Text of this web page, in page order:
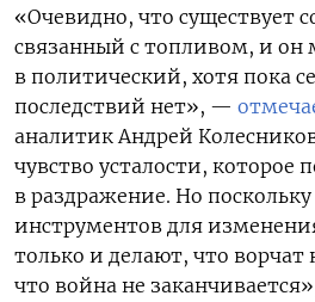
«Очевидно, что существует
связанный с топливом, и он
в политический, хотя пока
последствий нет», —
аналитик Андрей
чувство усталости, которое
в раздражение. Но
инструментов для
только и делают, что ворчат
что война не